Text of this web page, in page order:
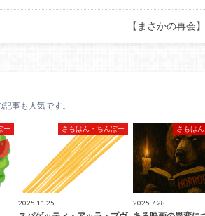
【まさかの再会
記事も人気です。
ー さもはん・ちんぽー
2025.11.25
さもは
2025.7.28